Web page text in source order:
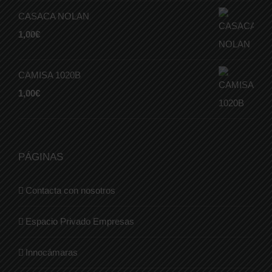
CASACA NOLAN
1,00€
CAMISA 1020B
1,00€
PÁGINAS
Contacta con nosotros
Espacio Privado Empresas
Innocámaras